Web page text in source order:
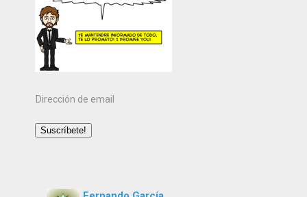
Dirección
email
Suscríbete!